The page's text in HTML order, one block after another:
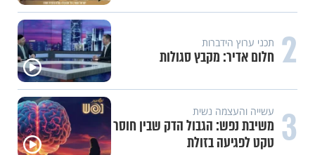
2 תכני ערוץ הידברות
חלום אדיר: מקבץ סגולות
3 עשייה והעצמה נשית
משיבת נפש: הגבול הדק שבין חוסר
טקט לפגיעה בזולת